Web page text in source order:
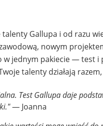
talenty Gallupa i od razu
nowym
w jednym pakiecie — test i
talenty działają
Test Gallupa daje
— Joanna